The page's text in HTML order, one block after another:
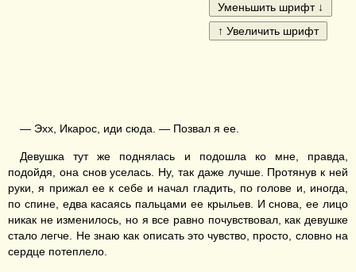
— Эхх, Икарос, иди сюда. — Позвал я ее.
Девушка тут же поднялась и подошла ко мне, правда,
подойдя, она снов уселась. Ну, так даже лучше. Протянув к ней
руки, я прижал ее к себе и начал гладить, по голове и, иногда,
по спине, едва касаясь пальцами ее крыльев. И снова, ее лицо
никак не изменилось, но я все равно почувствовал, как девушке
стало легче. Не знаю как описать это чувство, просто, словно на
сердце потеплело.